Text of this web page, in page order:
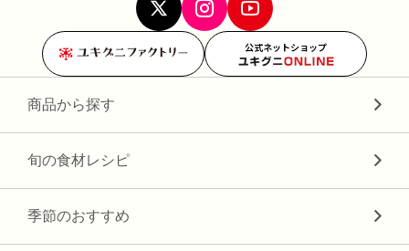
公式ネットショップ
商品から探す
旬の食材レシピ
季節のおすすめ